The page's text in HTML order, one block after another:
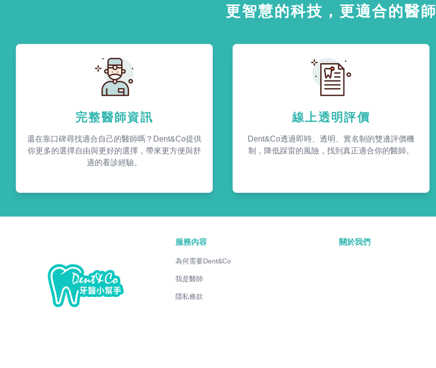
更智慧的科技，更適合的醫師
完整醫師資訊
還在靠口碑尋找適合自己的醫師嗎？Dent&Co提供
你更多的選擇自由與更好的選擇，帶來更方便與舒
適的看診經驗。
線上透明評價
Dent&Co透過即時、透明、實名制的雙邊評價機
制，降低踩雷的風險，找到真正適合你的醫師。
服務內容
為何需要Dent&Co
我是醫師
隱私條款
關於我們